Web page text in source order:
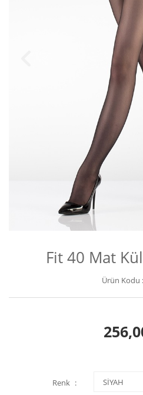
Fit 40 Mat
Ürün Kodu :
Renk